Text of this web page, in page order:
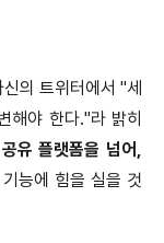
의 트위터에서 "세
해야 한다."라 밝히
유 플랫폼을 넘어,
능에 힘을 실을 것